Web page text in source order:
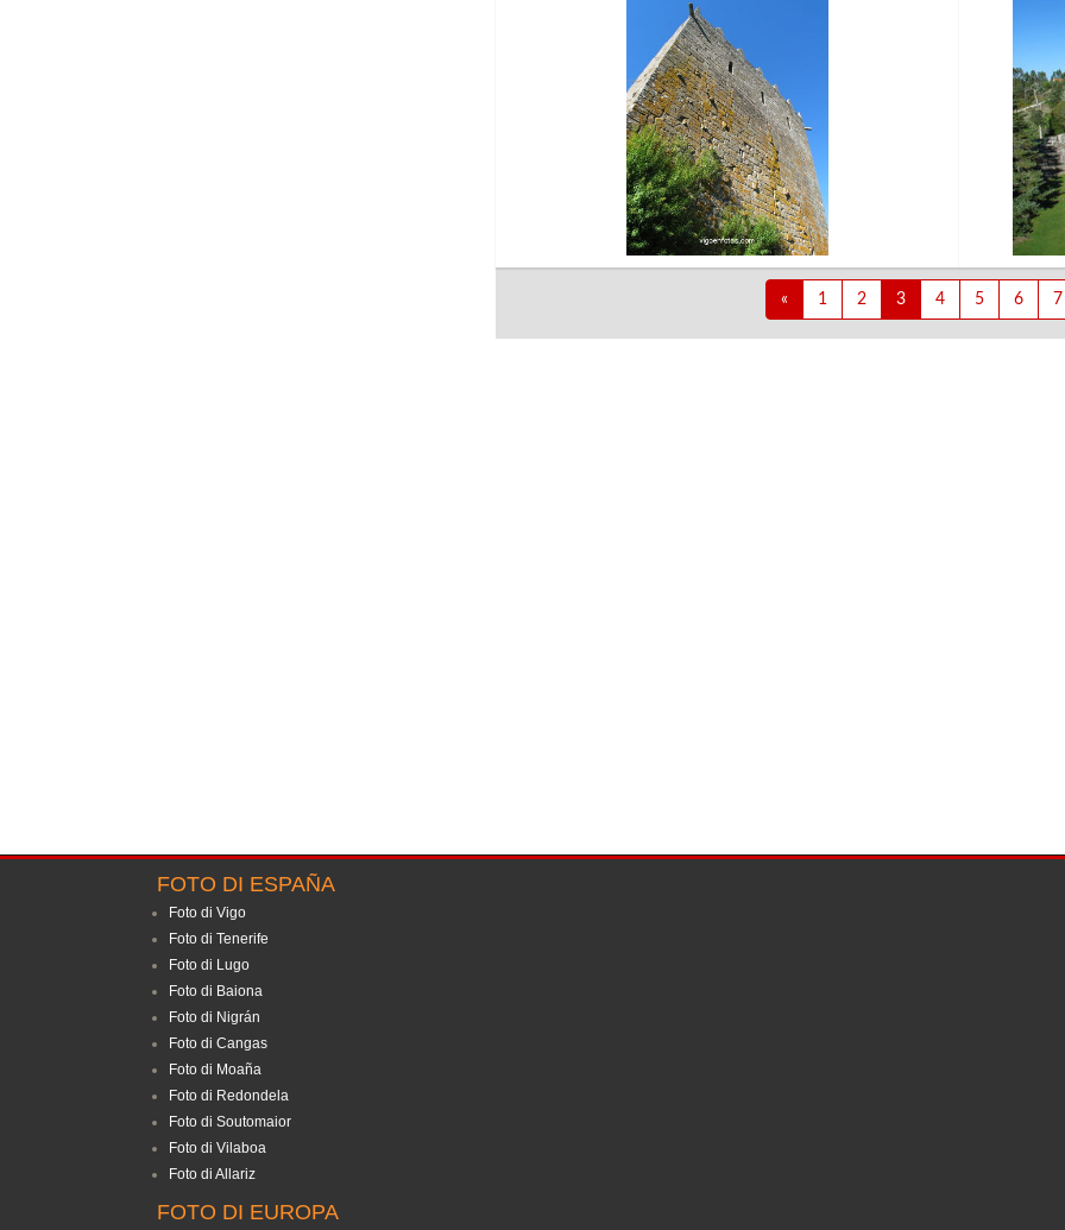
« 1 2 3 4 5 6 7
FOTO DI ESPAÑA
Foto di Vigo
Foto di Tenerife
Foto di Lugo
Foto di Baiona
Foto di Nigrán
Foto di Cangas
Foto di Moaña
Foto di Redondela
Foto di Soutomaior
Foto di Vilaboa
Foto di Allariz
FOTO DI EUROPA